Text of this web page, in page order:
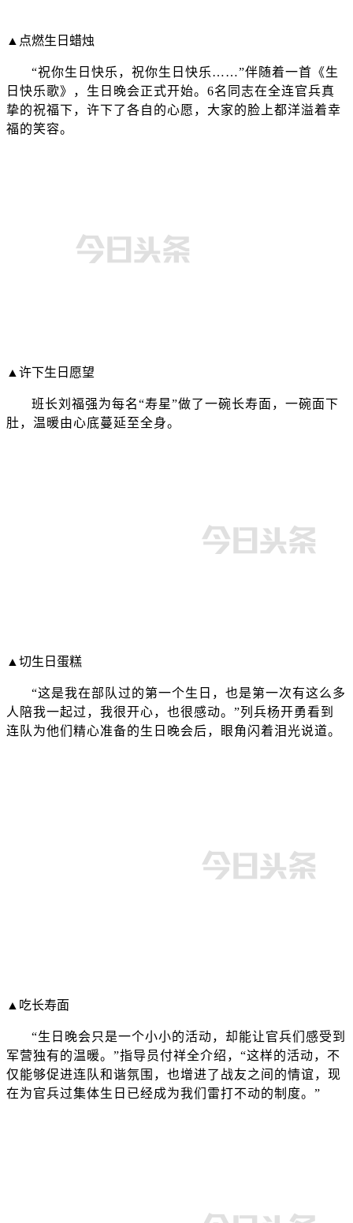
▲点燃生日蜡烛
“祝你生日快乐，祝你生日快乐……”伴随着一首《生
日快乐歌》，生日晚会正式开始。6名同志在全连官兵真
挚的祝福下，许下了各自的心愿，大家的脸上都洋溢着幸
福的笑容。
▲许下生日愿望
班长刘福强为每名“寿星”做了一碗长寿面，一碗面下
肚，温暖由心底蔓延至全身。
▲切生日蛋糕
“这是我在部队过的第一个生日，也是第一次有这么多
人陪我一起过，我很开心，也很感动。”列兵杨开勇看到
连队为他们精心准备的生日晚会后，眼角闪着泪光说道。
▲吃长寿面
“生日晚会只是一个小小的活动，却能让官兵们感受到
军营独有的温暖。”指导员付祥全介绍，“这样的活动，不
仅能够促进连队和谐氛围，也增进了战友之间的情谊，现
在为官兵过集体生日已经成为我们雷打不动的制度。”